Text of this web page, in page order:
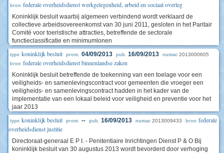
bron federale overheidsdienst werkgelegenheid, arbeid en sociaal overleg
Koninklijk besluit waarbij algemeen verbindend wordt verklaard de
collectieve arbeidsovereenkomst van 30 juni 2011, gesloten in het Paritair
Comité voor toeristische attracties, betreffende de sectorale
functieclassificatie en minimumlonen
type koninklijk besluit prom. 04/09/2013 pub. 16/09/2013 numac 2013000605
bron federale overheidsdienst binnenlandse zaken
Koninklijk besluit betreffende de toekenning van een toelage voor een
veiligheids- en samenlevingscontract voor gemeenten die vroeger een
veiligheids- en samenlevingscontract hadden in het kader van de
implementatie van een lokaal beleid voor veiligheid en preventie voor het
jaar 2013
type koninklijk besluit prom. -- pub. 16/09/2013 numac 2013009433 bron federale
overheidsdienst justitie
Directoraat-generaal E P I. - Penitentiaire Inrichtingen Dienst P & O Bij
koninklijk besluit van 30 augustus 2013 wordt bevorderd door verhoging